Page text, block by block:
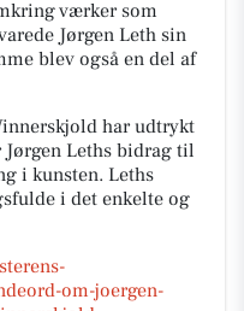
værker som
Jørgen Leth sin
blev også en del af
har udtrykt
Leths bidrag til
i kunsten. Leths
i det enkelte og
om-joergen-